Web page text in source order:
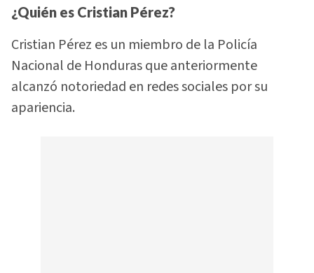
¿Quién es Cristian Pérez?
Cristian Pérez es un miembro de la Policía
Nacional de Honduras que anteriormente
alcanzó notoriedad en redes sociales por su
apariencia.